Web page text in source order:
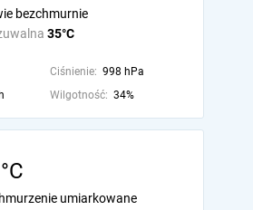
35°C
bezchmurnie
Ciśnienie: 998 hPa
Wilgotność: 34%
umiarkowane